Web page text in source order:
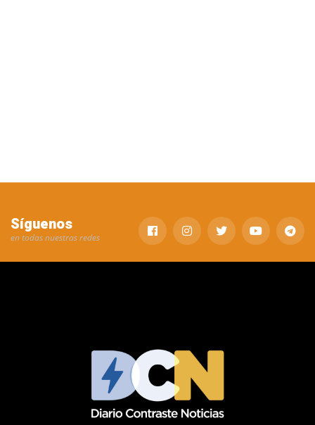
Síguenos
en todas nuestras redes